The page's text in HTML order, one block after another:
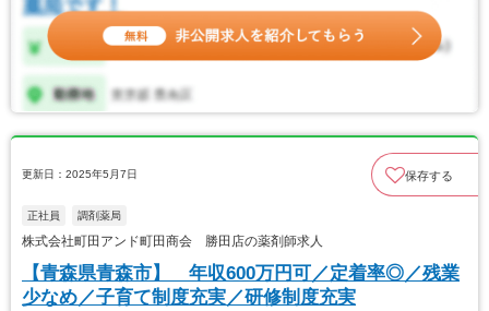
更新日：2025年5月7日 保存する
正社員 調剤薬局
株式会社町田アンド町田商会 勝田店の薬剤師求人
【青森県青森市】 年収600万円可／定着率◎／残業
少なめ／子育て制度充実／研修制度充実